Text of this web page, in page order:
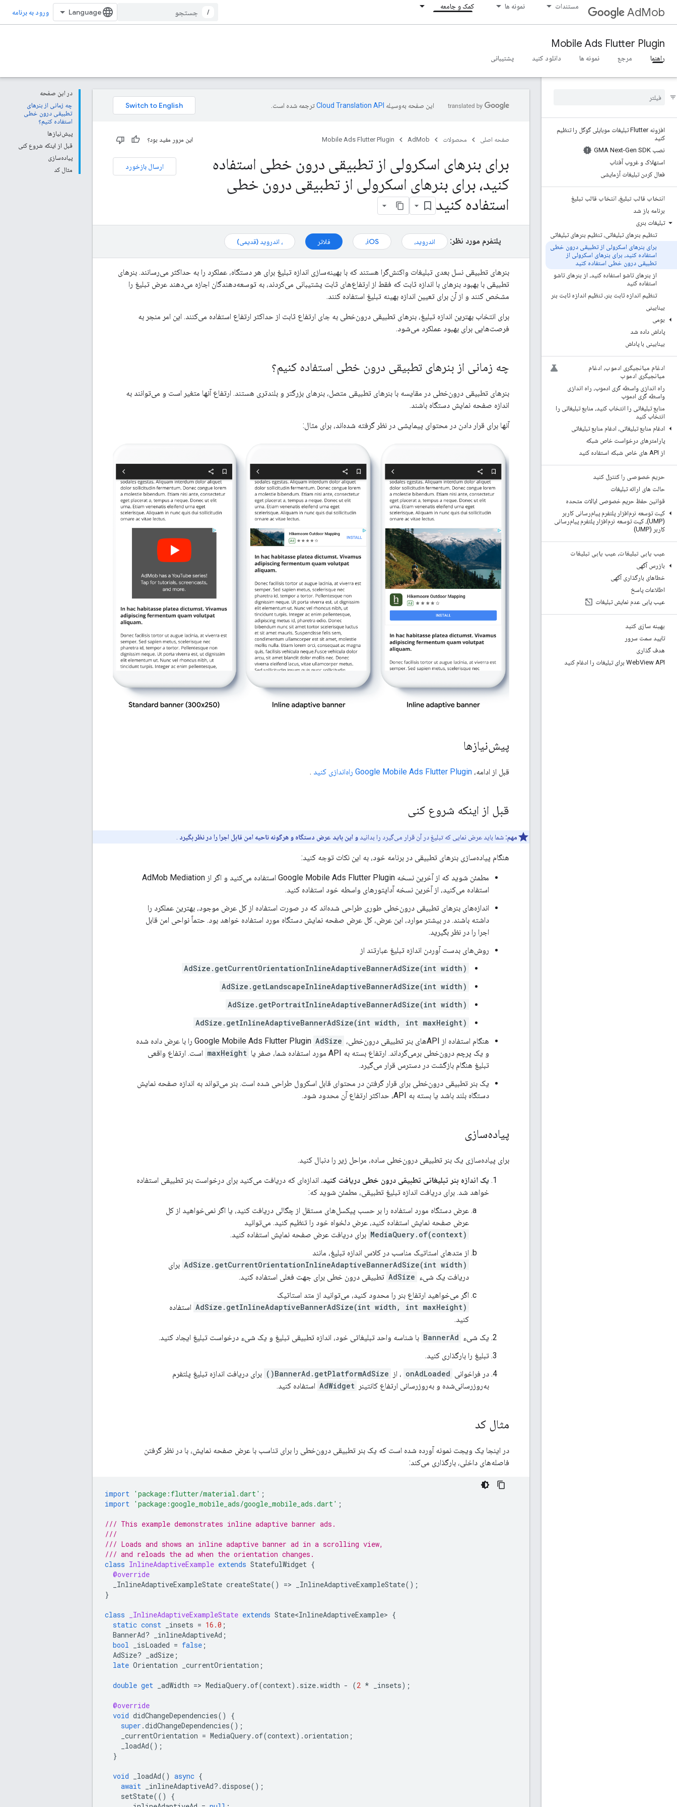
AdMob مستندات نمونه ها کمک و جامعه
/ ورود به برنامه
Mobile Ads Flutter Plugin
راهنما مرجع نمونه ها دانلود کنید پشتیبانی
افزونه Flutter تبلیغات موبایلی گوگل را تنظیم
کنید
نصب GMA Next-Gen SDK
استهلاک و غروب آفتاب
فعال کردن تبلیغات آزمایشی
انتخاب قالب تبلیغ، انتخاب قالب تبلیغ
برنامه باز شد
تبلیغات بنری
تنظیم بنرهای تبلیغاتی، تنظیم بنرهای تبلیغاتی
برای بنرهای اسکرولی از تطبیقی ​​درون خطی
استفاده کنید، برای بنرهای اسکرولی از
تطبیقی ​​درون خطی استفاده کنید
از بنرهای تاشو استفاده کنید، از بنرهای تاشو
استفاده کنید
تنظیم اندازه ثابت بنر، تنظیم اندازه ثابت بنر
بینابینی
بومی
پاداش داده شد
بینابینی با پاداش
ادغام میانجیگری ادموب، ادغام
میانجیگری ادموب
راه اندازی واسطه گری ادموب، راه اندازی
واسطه گری ادموب
منابع تبلیغاتی را انتخاب کنید، منابع تبلیغاتی را
انتخاب کنید
ادغام منابع تبلیغاتی، ادغام منابع تبلیغاتی
پارامترهای درخواست خاص شبکه
از API های خاص شبکه استفاده کنید
حریم خصوصی را کنترل کنید
حالت های ارائه تبلیغات
قوانین حفظ حریم خصوصی ایالات متحده
کیت توسعه نرم‌افزار پلتفرم پیام‌رسانی کاربر
(UMP)، کیت توسعه نرم‌افزار پلتفرم پیام‌رسانی
کاربر (UMP)
عیب یابی تبلیغات، عیب یابی تبلیغات
بازرس آگهی
خطاهای بارگذاری آگهی
اطلاعات پاسخ
عیب یابی عدم نمایش تبلیغات
بهینه سازی کنید
تایید سمت سرور
هدف گذاری
WebView API برای تبلیغات را ادغام کنید
در این صفحه
چه زمانی از بنرهای
تطبیقی ​​درون خطی
استفاده کنیم؟
پیش‌نیازها
قبل از اینکه شروع کنی
پیاده‌سازی
مثال کد
این صفحه به‌وسیله ترجمه شده است.
صفحه اصلی محصولات AdMob
Mobile Ads Flutter Plugin این مرور مفید بود؟
ارسال بازخورد
برای بنرهای اسکرولی از تطبیقی ​​درون خطی استفاده
کنید، برای بنرهای اسکرولی از تطبیقی ​​درون خطی
استفاده کنید
پلتفرم مورد نظر: اندروید، iOS، فلاتر ، اندروید (قدیمی)
بنرهای تطبیقی ​​نسل بعدی تبلیغات واکنش‌گرا هستند که با بهینه‌سازی اندازه تبلیغ برای هر دستگاه، عملکرد را به حداکثر می‌رسانند. بنرهای
تطبیقی ​​با بهبود بنرهای با اندازه ثابت که فقط از ارتفاع‌های ثابت پشتیبانی می‌کردند، به توسعه‌دهندگان اجازه می‌دهند عرض تبلیغ را
مشخص کنند و از آن برای تعیین اندازه بهینه تبلیغ استفاده کنند.
برای انتخاب بهترین اندازه تبلیغ، بنرهای تطبیقی ​​درون‌خطی به جای ارتفاع ثابت از حداکثر ارتفاع استفاده می‌کنند. این امر منجر به
فرصت‌هایی برای بهبود عملکرد می‌شود.
چه زمانی از بنرهای تطبیقی ​​درون خطی استفاده کنیم؟
بنرهای تطبیقی ​​درون‌خطی در مقایسه با بنرهای تطبیقی ​​متصل، بنرهای بزرگتر و بلندتری هستند. ارتفاع آنها متغیر است و می‌توانند به
اندازه صفحه نمایش دستگاه باشند.
آنها برای قرار دادن در محتوای پیمایشی در نظر گرفته شده‌اند، برای مثال:
پیش‌نیازها
قبل از ادامه، Google Mobile Ads Flutter Plugin راه‌اندازی کنید .
قبل از اینکه شروع کنی
مهم: شما باید عرض نمایی که تبلیغ در آن قرار می‌گیرد را بدانید و این باید عرض دستگاه و هرگونه ناحیه امن قابل اجرا را در نظر بگیرد .
هنگام پیاده‌سازی بنرهای تطبیقی ​​در برنامه خود، به این نکات توجه کنید:
مطمئن شوید که از آخرین نسخه Google Mobile Ads Flutter Plugin
استفاده می‌کنید و اگر از AdMob Mediation
استفاده می‌کنید، از آخرین نسخه آداپتورهای واسطه خود استفاده کنید.
اندازه‌های بنرهای تطبیقی ​​درون‌خطی طوری طراحی شده‌اند که در صورت استفاده از کل عرض موجود، بهترین عملکرد را
داشته باشند. در بیشتر موارد، این عرض، کل عرض صفحه نمایش دستگاه مورد استفاده خواهد بود. حتماً نواحی امن قابل
اجرا را در نظر بگیرید.
روش‌های بدست آوردن اندازه تبلیغ عبارتند از
AdSize.getCurrentOrientationInlineAdaptiveBannerAdSize(int width)
AdSize.getLandscapeInlineAdaptiveBannerAdSize(int width)
AdSize.getPortraitInlineAdaptiveBannerAdSize(int width)
AdSize.getInlineAdaptiveBannerAdSize(int width, int maxHeight)
هنگام استفاده از APIهای بنر تطبیقی ​​درون‌خطی،
Google Mobile Ads Flutter Plugin AdSize
را با عرض داده شده
و یک پرچم درون‌خطی برمی‌گرداند. ارتفاع بسته به API مورد استفاده شما، صفر یا
maxHeight است. ارتفاع واقعی
تبلیغ هنگام بازگشت در دسترس قرار می‌گیرد.
یک بنر تطبیقی ​​درون‌خطی برای قرار گرفتن در محتوای قابل اسکرول طراحی شده است. بنر می‌تواند به اندازه صفحه نمایش
دستگاه بلند باشد یا بسته به API، حداکثر ارتفاع آن محدود شود.
پیاده‌سازی
برای پیاده‌سازی یک بنر تطبیقی ​​درون‌خطی ساده، مراحل زیر را دنبال کنید.
یک اندازه بنر تبلیغاتی تطبیقی ​​درون خطی دریافت کنید. اندازه‌ای که دریافت می‌کنید برای درخواست بنر تطبیقی ​​استفاده
خواهد شد. برای دریافت اندازه تبلیغ تطبیقی، مطمئن شوید که:
عرض دستگاه مورد استفاده را بر حسب پیکسل‌های مستقل از چگالی دریافت کنید، یا اگر نمی‌خواهید از کل
عرض صفحه نمایش استفاده کنید، عرض دلخواه خود را تنظیم کنید. می‌توانید
MediaQuery.of(context) برای دریافت عرض صفحه نمایش استفاده کنید.
از متدهای استاتیک مناسب در کلاس اندازه تبلیغ، مانند
AdSize.getCurrentOrientationInlineAdaptiveBannerAdSize(int width) برای
دریافت یک شیء AdSize تطبیقی ​​درون خطی برای جهت فعلی استفاده کنید.
اگر می‌خواهید ارتفاع بنر را محدود کنید، می‌توانید از متد استاتیک
AdSize.getInlineAdaptiveBannerAdSize(int width, int maxHeight) استفاده
کنید.
یک شیء BannerAd با شناسه واحد تبلیغاتی خود، اندازه تطبیقی ​​تبلیغ و یک شیء درخواست تبلیغ ایجاد کنید.
تبلیغ را بارگذاری کنید.
در فراخوانی onAdLoaded ، از BannerAd.getPlatformAdSize()
برای دریافت اندازه تبلیغ پلتفرم
به‌روزرسانی‌شده و به‌روزرسانی ارتفاع کانتینر AdWidget استفاده کنید.
مثال کد
در اینجا یک ویجت نمونه آورده شده است که یک بنر تطبیقی ​​درون‌خطی را برای تناسب با عرض صفحه نمایش، با در نظر گرفتن
فاصله‌های داخلی، بارگذاری می‌کند:
import 'package:flutter/material.dart' ;
import 'package:google_mobile_ads/google_mobile_ads.dart' ;
/// This example demonstrates inline adaptive banner ads.
///
/// Loads and shows an inline adaptive banner ad in a scrolling view,
/// and reloads the ad when the orientation changes.
class InlineAdaptiveExample extends StatefulWidget {
@override
_InlineAdaptiveExampleState createState() => _InlineAdaptiveExampleState();
}
class _InlineAdaptiveExampleState extends State<InlineAdaptiveExample> {
static const _insets = 16.0 ;
BannerAd? _inlineAdaptiveAd ;
bool
_isLoaded = false ;
AdSize? _adSize ;
late Orientation _currentOrientation ;
double get _adWidth => MediaQuery.of(context). size.width - (2 * _insets);
@override
void didChangeDependencies()
{
super .didChangeDependencies();
_currentOrientation = MediaQuery.of(context).orientation ;
_loadAd();
}
void _loadAd() async {
await
_inlineAdaptiveAd? .dispose();
setState(()
{